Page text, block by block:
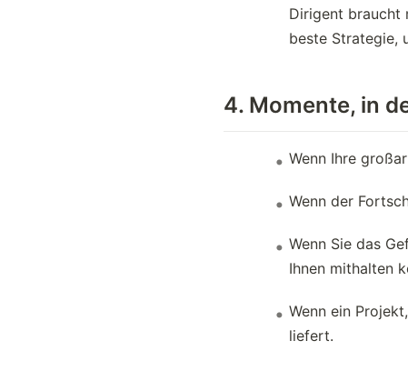
Dirigent braucht
beste Strategie,
4. Momente, in
Wenn Ihre
Wenn der
Wenn Sie das
Ihnen mithalten
Wenn ein
liefert.